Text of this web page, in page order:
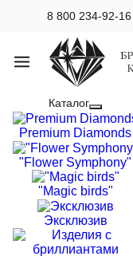
8 800 234-92-16
Каталог
Premium Diamonds
"Flower Symphony"
"Magic birds"
Эксклюзив